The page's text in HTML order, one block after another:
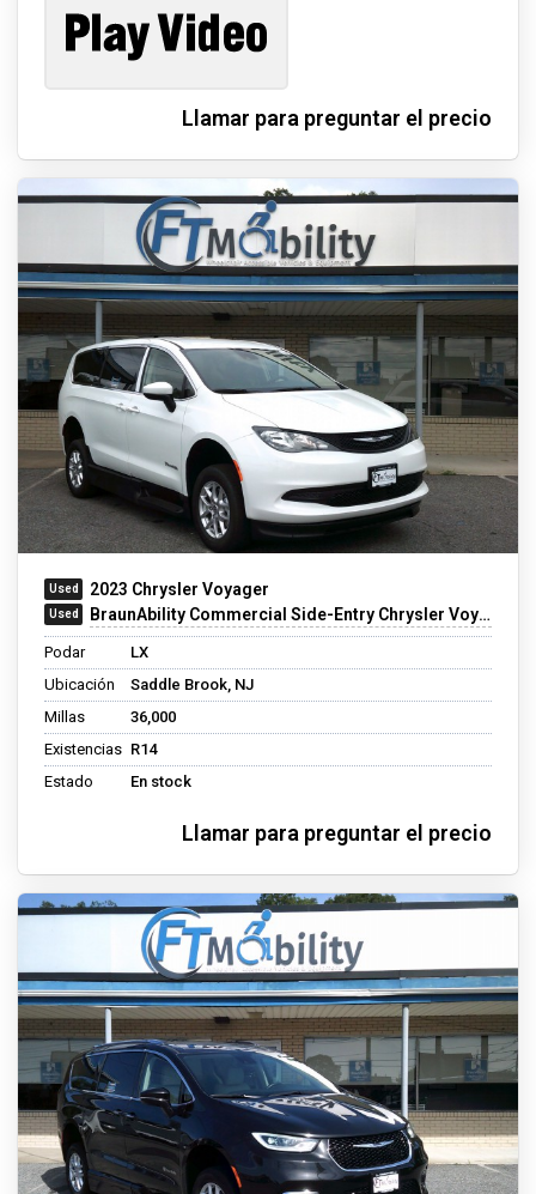
Llamar para preguntar el precio
2023 Chrysler Voyager
BraunAbility Commercial Side-Entry Chrysler Voyager
Podar
LX
Ubicación
Saddle Brook, NJ
Millas
36,000
Existencias R14
Estado
En stock
Llamar para preguntar el precio